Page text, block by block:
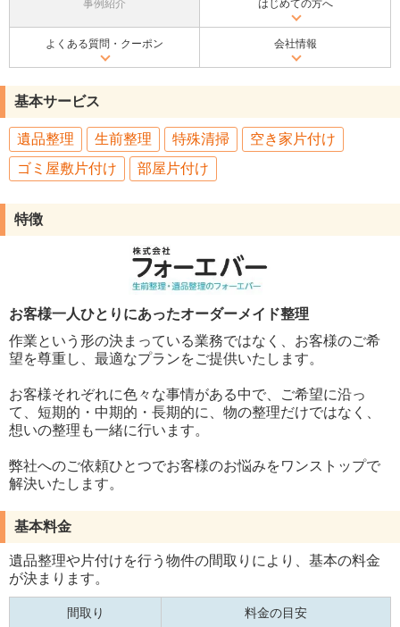
事例紹介 はじめての方へ
よくある質問・クーポン 会社情報
基本サービス
遺品整理 生前整理 特殊清掃
空き家片付け
ゴミ屋敷片付け
部屋片付け
特徴
お客様一人ひとりにあったオーダーメイド整理
作業という形の決まっている業務ではなく、お客様のご希
望を尊重し、最適なプランをご提供いたします。
お客様それぞれに色々な事情がある中で、ご希望に沿っ
て、短期的・中期的・長期的に、物の整理だけではなく、
想いの整理も一緒に行います。
弊社へのご依頼ひとつでお客様のお悩みをワンストップで
解決いたします。
基本料金
遺品整理や片付けを行う物件の間取りにより、基本の料金
が決まります。
間取り 料金の目安